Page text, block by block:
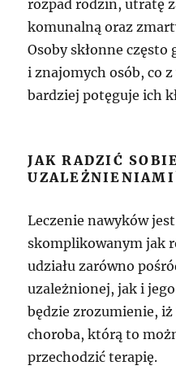
rozpad rodzin, utratę
komunalną oraz
Osoby skłonne
i znajomych osób, co
bardziej potęguje ich
JAK RADZIĆ
Leczenie nawyków
skomplikowanym jak
udziału zarówno
uzależnionej, jak i
będzie zrozumienie,
choroba, którą to
przechodzić terapię.